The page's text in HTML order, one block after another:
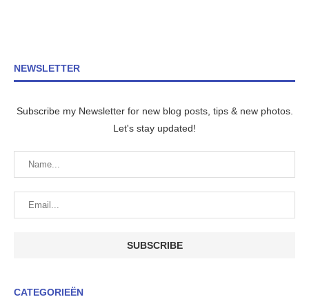
NEWSLETTER
Subscribe my Newsletter for new blog posts, tips & new photos.
Let's stay updated!
CATEGORIEËN